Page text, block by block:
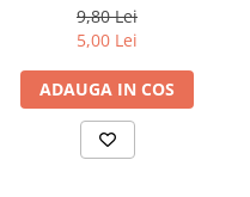
9,80 Lei
5,00 Lei
ADAUGA IN COS